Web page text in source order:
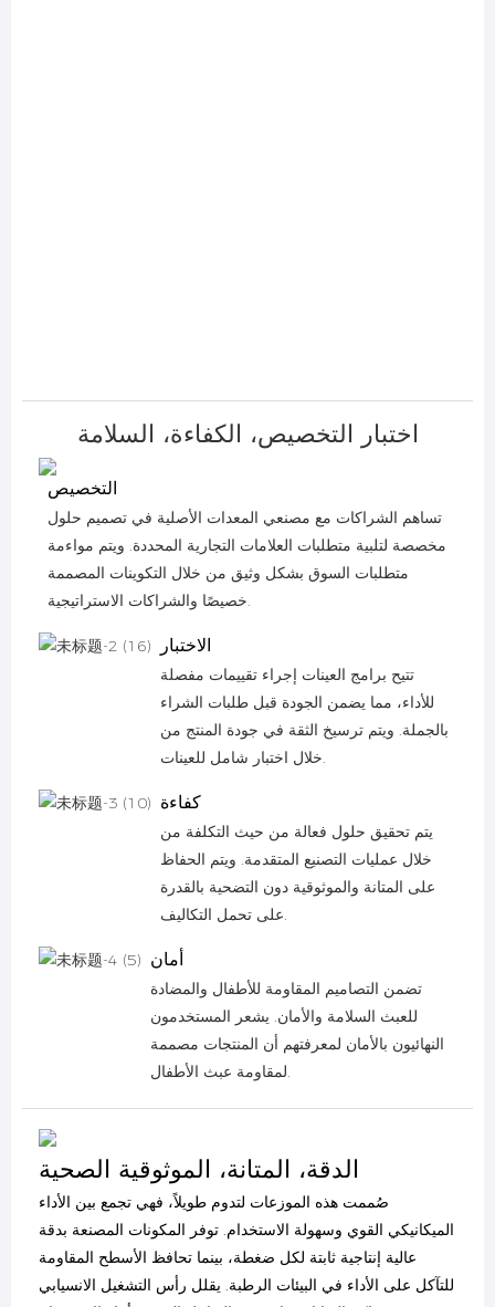
اختبار التخصيص، الكفاءة، السلامة
التخصيص
تساهم الشراكات مع مصنعي المعدات الأصلية في تصميم حلول
مخصصة لتلبية متطلبات العلامات التجارية المحددة. ويتم مواءمة
متطلبات السوق بشكل وثيق من خلال التكوينات المصممة
خصيصًا والشراكات الاستراتيجية.
الاختبار
تتيح برامج العينات إجراء تقييمات مفصلة
للأداء، مما يضمن الجودة قبل طلبات الشراء
بالجملة. ويتم ترسيخ الثقة في جودة المنتج من
خلال اختبار شامل للعينات.
كفاءة
يتم تحقيق حلول فعالة من حيث التكلفة من
خلال عمليات التصنيع المتقدمة. ويتم الحفاظ
على المتانة والموثوقية دون التضحية بالقدرة
على تحمل التكاليف.
أمان
تضمن التصاميم المقاومة للأطفال والمضادة
للعبث السلامة والأمان. يشعر المستخدمون
النهائيون بالأمان لمعرفتهم أن المنتجات مصممة
لمقاومة عبث الأطفال.
الدقة، المتانة، الموثوقية الصحية
صُممت هذه الموزعات لتدوم طويلاً، فهي تجمع بين الأداء
الميكانيكي القوي وسهولة الاستخدام. توفر المكونات المصنعة بدقة
عالية إنتاجية ثابتة لكل ضغطة، بينما تحافظ الأسطح المقاومة
للتآكل على الأداء في البيئات الرطبة. يقلل رأس التشغيل الانسيابي